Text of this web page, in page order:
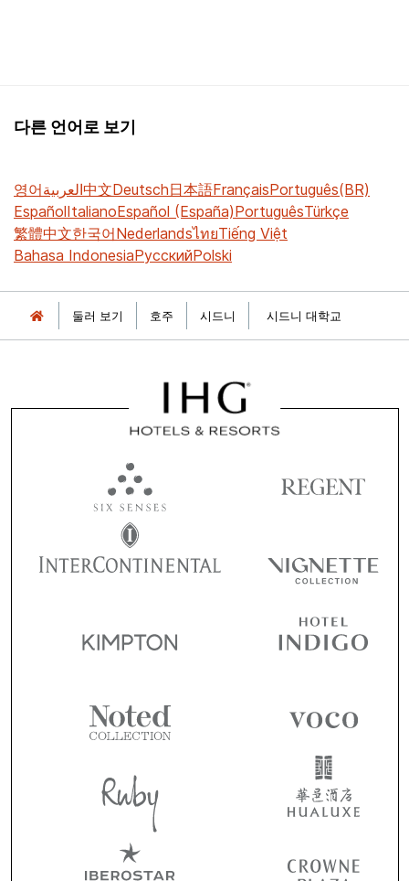
다른 언어로 보기
영어العربية中文Deutsch日本語FrançaisPortuguês(BR)
EspañolItalianoEspañol (España)PortuguêsTürkçe
繁體中文한국어NederlandsไทยTiếng Việt
Bahasa IndonesiaРусскийPolski
둘러 보기 호주 시드니 시드니 대학교